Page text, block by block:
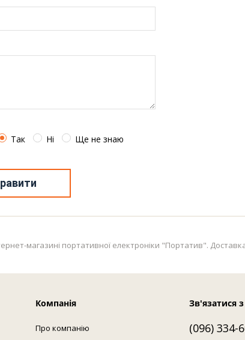
Так Ні Ще не знаю
магазині портативної електроніки "Портатив". Доставка
Компанія
Про компанію
Зв'язатися
(096) 334-